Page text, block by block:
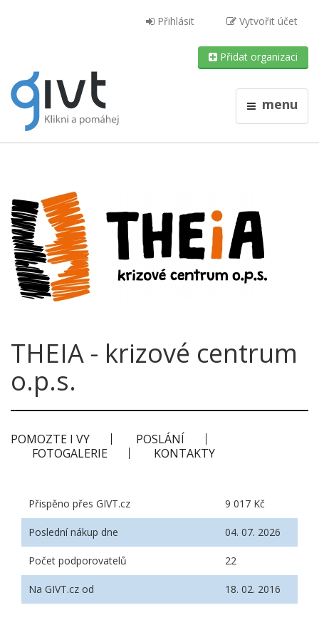
Přihlásit Vytvořit účet
Přidat organizaci
menu
THEIA - krizové centrum
o.p.s.
POMOZTE I VY
POSLÁNÍ
FOTOGALERIE
KONTAKTY
Přispěno přes GIVT.cz 9 017 Kč
Poslední nákup dne 04. 07. 2026
Počet podporovatelů 22
Na GIVT.cz od 18. 02. 2016